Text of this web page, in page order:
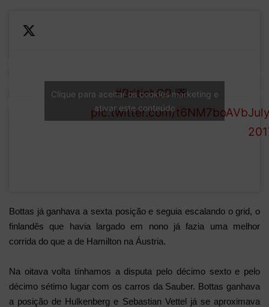
KVY
over#BritishGP
pic.twitter.com/t6NM7boAVb
Clique para aceitar os cookies marketing e
ativar este conteúdo
Bottas já ganhava a sexta posição e seguia escalando o grid, o
finlandês que havia largado em nono já fazia uma melhor
corrida do que a de Hamilton na Áustria.
Na oitava volta tínhamos a disputa pelo décimo sexto e pelo
décimo sétimo lugar com os carros da Sauber. Bottas ganhava
a posição de Hulkenberg e Sebastian Vettel já se aproximava